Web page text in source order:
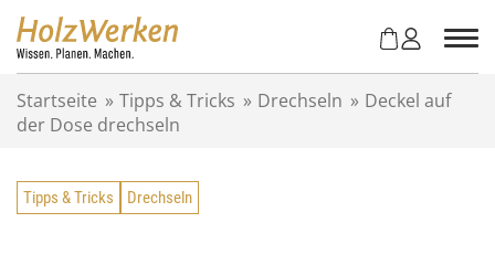
Startseite » Tipps & Tricks » Drechseln » Deckel auf
der Dose drechseln
Tipps & Tricks Drechseln